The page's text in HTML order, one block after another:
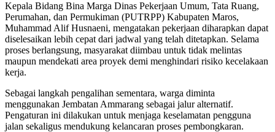
Kepala Bidang Bina Marga Dinas Pekerjaan Umum, Tata Ruang,
Perumahan, dan Permukiman (PUTRPP) Kabupaten Maros,
Muhammad Alif Husnaeni, mengatakan pekerjaan diharapkan dapat
diselesaikan lebih cepat dari jadwal yang telah ditetapkan. Selama
proses berlangsung, masyarakat diimbau untuk tidak melintas
maupun mendekati area proyek demi menghindari risiko kecelakaan
kerja.
Sebagai langkah pengalihan sementara, warga diminta
menggunakan Jembatan Ammarang sebagai jalur alternatif.
Pengaturan ini dilakukan untuk menjaga keselamatan pengguna
jalan sekaligus mendukung kelancaran proses pembongkaran.